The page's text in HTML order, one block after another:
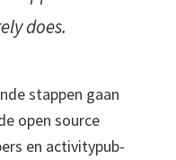
does.
stappen gaan
open source
en activitypub-